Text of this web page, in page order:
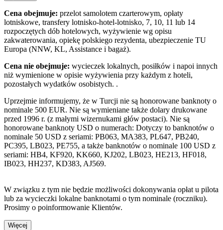
Cena obejmuje: przelot samolotem czarterowym, opłaty
lotniskowe, transfery lotnisko-hotel-lotnisko, 7, 10, 11 lub 14
rozpoczętych dób hotelowych, wyżywienie wg opisu
zakwaterowania, opiekę polskiego rezydenta, ubezpieczenie TU
Europa (NNW, KL, Assistance i bagaż).
Cena nie obejmuje: wycieczek lokalnych, posiłków i napoi innych
niż wymienione w opisie wyżywienia przy każdym z hoteli,
pozostałych wydatków osobistych. .
Uprzejmie informujemy, że w Turcji nie są honorowane banknoty o
nominale 500 EUR. Nie są wymieniane także dolary drukowane
przed 1996 r. (z małymi wizernukami głów postaci). Nie są
honorowane banknoty USD o numerach: Dotyczy to banknotów o
nominale 50 USD z seriami: PB063, MA383, PL647, PB240,
PC395, LB023, PE755, a także banknotów o nominale 100 USD z
seriami: HB4, KF920, KK660, KJ202, LB023, HE213, HF018,
IB023, HH237, KD383, AJ569.
W związku z tym nie będzie możliwości dokonywania opłat u pilota
lub za wycieczki lokalne banknotami o tym nominale (roczniku).
Prosimy o poinformowanie Klientów.
Więcej